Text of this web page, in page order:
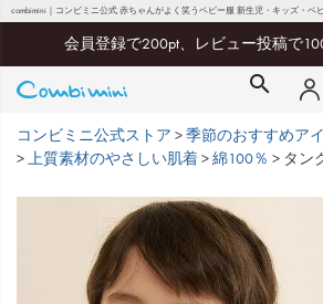
combimini｜コンビミニ公式 赤ちゃんがよく笑うベビー服 新生児・キッズ・ベ
会員登録で200pt、レビュー投稿で
コンビミニ公式ストア
季節のおすすめア
上質素材のやさしい肌着
綿100％ タン